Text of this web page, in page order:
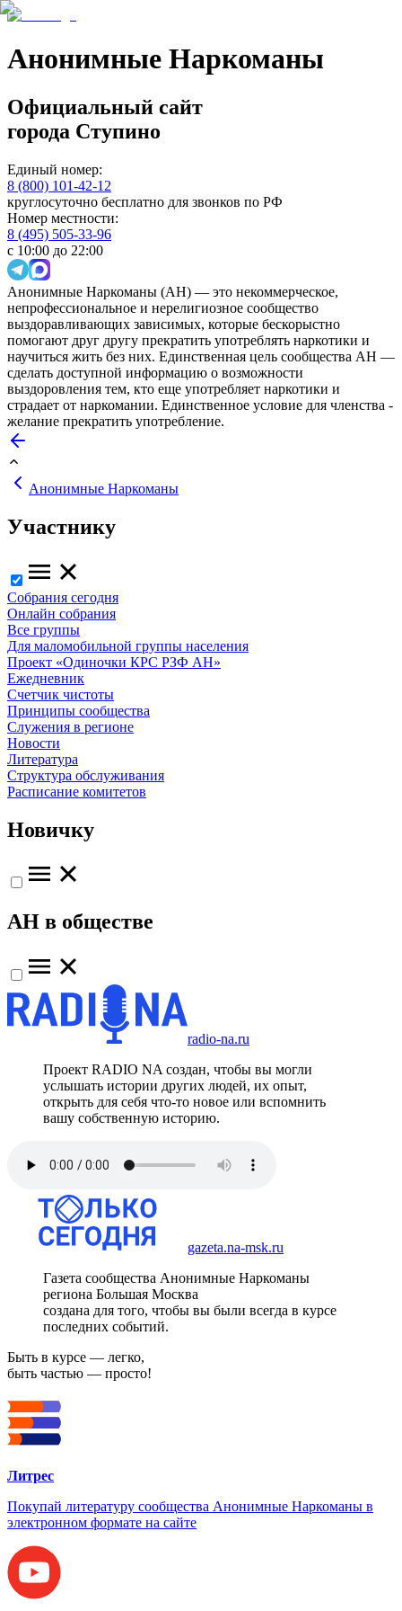
Анонимные Наркоманы
Официальный сайт
города Ступино
Единый номер:
8 (800) 101-42-12
круглосуточно бесплатно для звонков по РФ
Номер местности:
8 (495) 505-33-96
с 10:00 до 22:00
Анонимные Наркоманы (АН) — это некоммерческое,
непрофессиональное и нерелигиозное сообщество
выздоравливающих зависимых, которые бескорыстно
помогают друг другу прекратить употреблять наркотики и
научиться жить без них. Единственная цель сообщества АН —
сделать доступной информацию о возможности
выздоровления тем, кто еще употребляет наркотики и
страдает от наркомании. Единственное условие для членства -
желание прекратить употребление.
Анонимные Наркоманы
Участнику
Собрания сегодня
Онлайн собрания
Все группы
Для маломобильной группы населения
Проект «Одиночки КРС РЗФ АН»
Ежедневник
Счетчик чистоты
Принципы сообщества
Служения в регионе
Новости
Литература
Структура обслуживания
Расписание комитетов
Новичку
АН в обществе
radio-na.ru
Проект RADIO NA создан, чтобы вы могли
услышать истории других людей, их опыт,
открыть для себя что-то новое или вспомнить
вашу собственную историю.
gazeta.na-msk.ru
Газета сообщества Анонимные Наркоманы
региона Большая Москва
создана для того, чтобы вы были всегда в курсе
последних событий.
Быть в курсе — легко,
быть частью — просто!
Литрес
Покупай литературу сообщества Анонимные Наркоманы в
электронном формате на сайте